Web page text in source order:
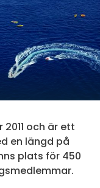
och är ett
en längd på
plats för 450